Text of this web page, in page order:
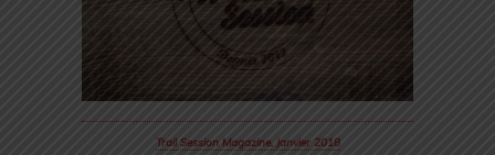
Trail Session Magazine, Janvier 2018